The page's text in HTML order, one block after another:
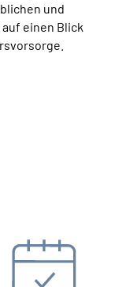
und
einen Blick